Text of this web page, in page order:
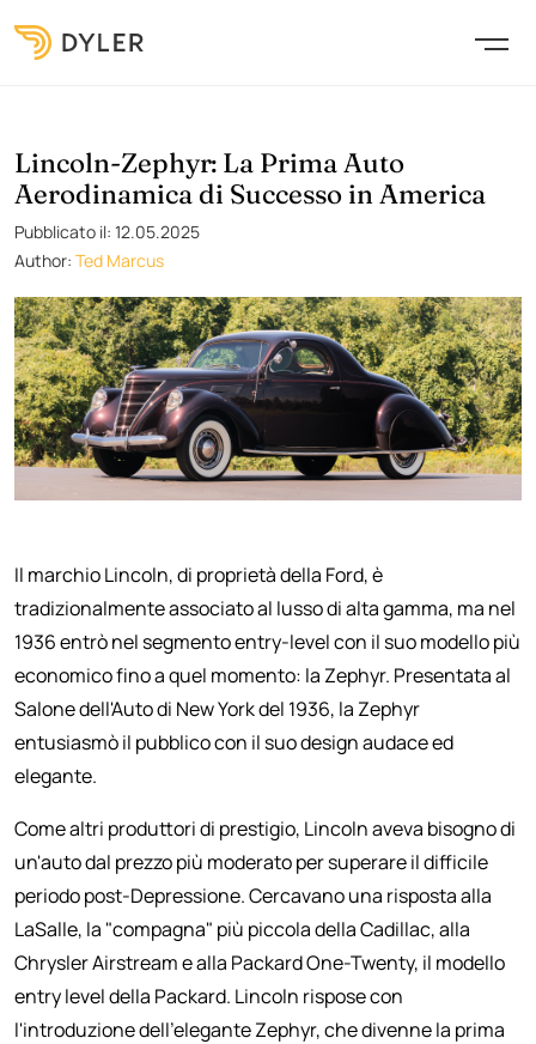
Lincoln-Zephyr: La Prima Auto
Aerodinamica di Successo in America
Pubblicato il: 12.05.2025
Author: Ted Marcus
Il marchio Lincoln, di proprietà della Ford, è
tradizionalmente associato al lusso di alta gamma, ma nel
1936 entrò nel segmento entry-level con il suo modello più
economico fino a quel momento: la Zephyr. Presentata al
Salone dell'Auto di New York del 1936, la Zephyr
entusiasmò il pubblico con il suo design audace ed
elegante.
Come altri produttori di prestigio, Lincoln aveva bisogno di
un'auto dal prezzo più moderato per superare il difficile
periodo post-Depressione. Cercavano una risposta alla
LaSalle, la "compagna" più piccola della Cadillac, alla
Chrysler Airstream e alla Packard One-Twenty, il modello
entry level della Packard. Lincoln rispose con
l'introduzione dell'elegante Zephyr, che divenne la prima